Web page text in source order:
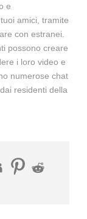
e
amici, tramite
con estranei.
possono creare
i loro video e
numerose chat
residenti della